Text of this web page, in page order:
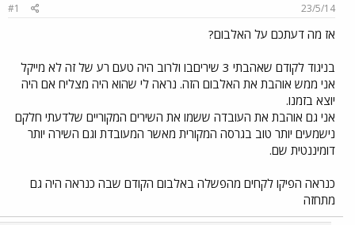
ש
א
ר
23/5/14
#1
אז מה דעתכם על האלבום?
בניגוד לקודם שאהבתי 3 שיריםבו ולרוב היה טעם רע של זה לא מייקל
אני ממש אוהבת את האלבום הזה. נראה לי שהוא היה מצליח אם היה
יוצא בזמנו.
אני גם אוהבת את העובדה ששמו את השירים המקוריים שלדעתי חלקם
נישמעים יותר טוב בגרסה המקורית מאשר המעובדת וגם השירה יותר
דומיננטית שם.
כנראה הפיקו לקחים מהפשלה באלבום הקודם שבה כנראה היה גם
מתחזה